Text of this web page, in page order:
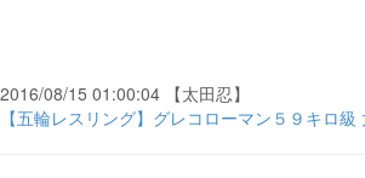
2016/08/15 01:00:04 【太田忍】
【五輪レスリング】グレコローマン５９キロ